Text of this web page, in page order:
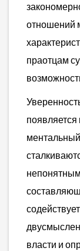
отношений
праотцам
ментальный
власти и